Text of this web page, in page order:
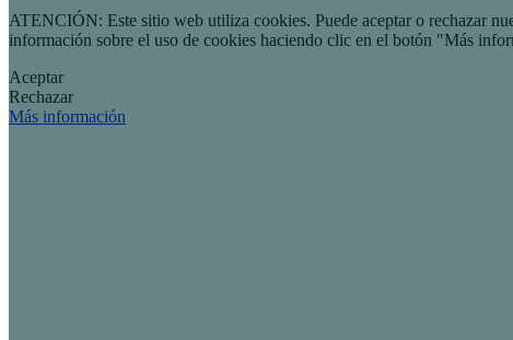
ATENCIÓN: Este sitio web utiliza cookies. Puede aceptar o rechazar
información sobre el uso de cookies haciendo clic en el botón "Más
Aceptar
Rechazar
Más información